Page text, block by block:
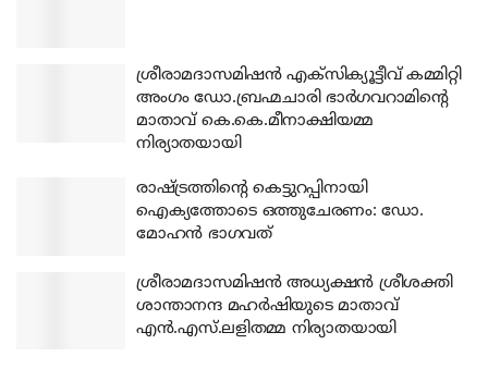
ശ്രീരാമദാസമിഷന്‍ എക്‌സിക്യൂട്ടീവ് കമ്മിറ്റി
അംഗം ഡോ.ബ്രഹ്മചാരി ഭാര്‍ഗവറാമിന്റെ
മാതാവ് കെ.കെ.മീനാക്ഷിയമ്മ
നിര്യാതയായി
രാഷ്ട്രത്തിന്റെ കെട്ടുറപ്പിനായി
ഐക്യത്തോടെ ഒത്തുചേരണം: ഡോ.
മോഹന്‍ ഭാഗവത്
ശ്രീരാമദാസമിഷന്‍ അധ്യക്ഷന്‍ ശ്രീശക്തി
ശാന്താനന്ദ മഹര്‍ഷിയുടെ മാതാവ്
എന്‍.എസ്.ലളിതമ്മ നിര്യാതയായി